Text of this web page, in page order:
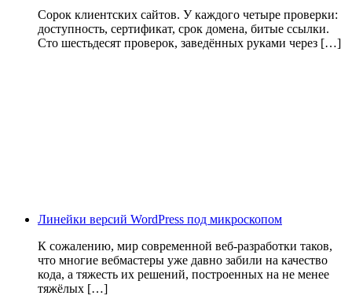
Сорок клиентских сайтов. У каждого четыре проверки:
доступность, сертификат, срок домена, битые ссылки.
Сто шестьдесят проверок, заведённых руками через […]
Линейки версий WordPress под микроскопом
К сожалению, мир современной веб-разработки таков,
что многие вебмастеры уже давно забили на качество
кода, а тяжесть их решений, построенных на не менее
тяжёлых […]